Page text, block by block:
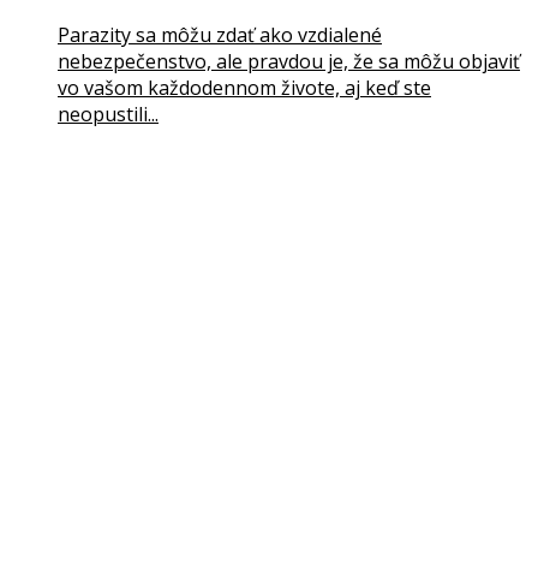
Parazity sa môžu zdať ako vzdialené
nebezpečenstvo, ale pravdou je, že sa môžu objaviť
vo vašom každodennom živote, aj keď ste
neopustili...